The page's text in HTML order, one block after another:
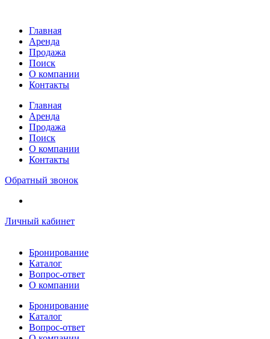
содержимому
Главная
Аренда
Продажа
Поиск
О компании
Контакты
Главная
Аренда
Продажа
Поиск
О компании
Контакты
Обратный звонок
Личный кабинет
Бронирование
Каталог
Вопрос-ответ
О компании
Бронирование
Каталог
Вопрос-ответ